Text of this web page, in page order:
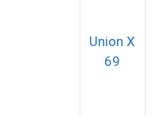
Union X
69